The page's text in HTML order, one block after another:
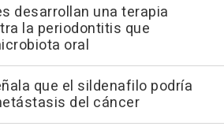
desarrollan una terapia
la periodontitis que
oral
que el sildenafilo podría
del cáncer